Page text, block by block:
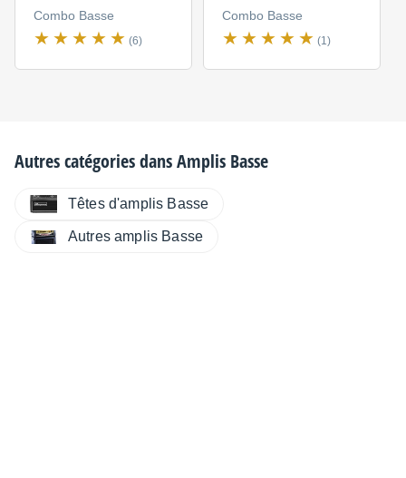
Combo Basse
(6)
Combo Basse
(1)
Autres catégories dansAmplis Basse
Têtes d'amplis Basse
Autres amplis Basse